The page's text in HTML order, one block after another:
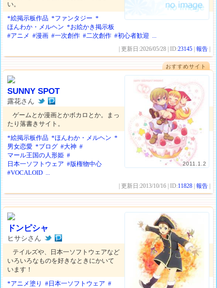
い。
*絵掲示板作品 *ファンタジー *
ほんわか・メルヘン *お絵かき掲示板
#アニメ #漫画 #一次創作 #二次創作 #初心者歓迎 ...
| 更新日:2026/05/28 | ID:23145 |報告
おすすめサイト
2011.1.2
SUNNY SPOT
露花さん
ゲームとか漫画とかボカロとか。まっ
たり落書きサイト。
*絵掲示板作品 *ほんわか・メルヘン *
男女恋愛 *ブログ #大神 #
マール王国の人形姫 #
日本一ソフトウェア #版権物中心
#VOCALOID ...
| 更新日:2013/10/16 | ID:11828 |報告
ドンピシャ
ヒサシさん
テイルズや、日本一ソフトウェアなど
いろいろなものを好きなときにかいて
います！
*アニメ塗り
#日本一ソフトウェア #